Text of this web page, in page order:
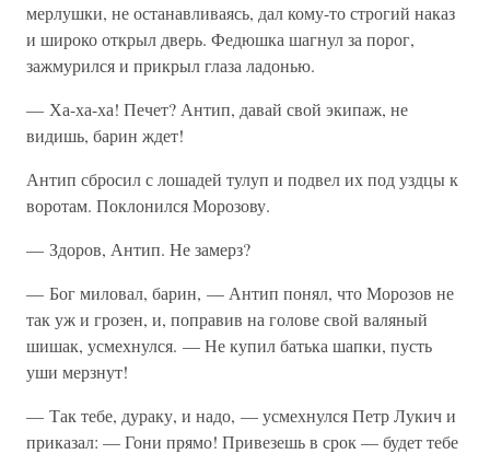
мерлушки, не останавливаясь, дал кому-то строгий наказ
и широко открыл дверь. Федюшка шагнул за порог,
зажмурился и прикрыл глаза ладонью.
— Ха-ха-ха! Печет? Антип, давай свой экипаж, не
видишь, барин ждет!
Антип сбросил с лошадей тулуп и подвел их под уздцы к
воротам. Поклонился Морозову.
— Здоров, Антип. Не замерз?
— Бог миловал, барин, — Антип понял, что Морозов не
так уж и грозен, и, поправив на голове свой валяный
шишак, усмехнулся. — Не купил батька шапки, пусть
уши мерзнут!
— Так тебе, дураку, и надо, — усмехнулся Петр Лукич и
приказал: — Гони прямо! Привезешь в срок — будет тебе